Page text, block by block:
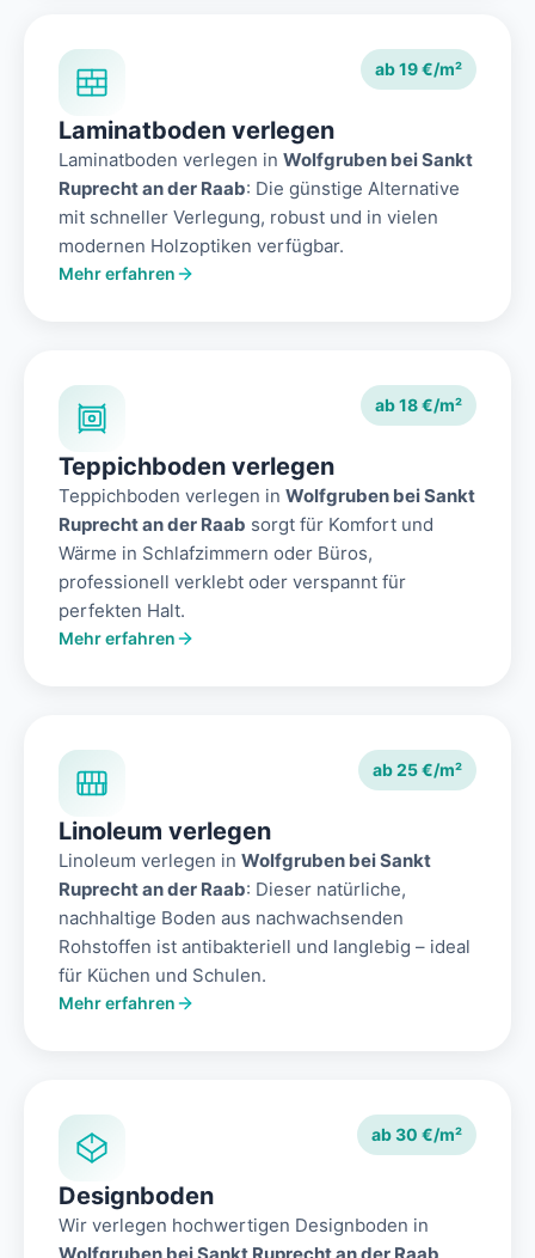
ab 19 €/m²
Laminatboden verlegen
Laminatboden verlegen in Wolfgruben bei Sankt
Ruprecht an der Raab: Die günstige Alternative
mit schneller Verlegung, robust und in vielen
modernen Holzoptiken verfügbar.
Mehr erfahren
ab 18 €/m²
Teppichboden verlegen
Teppichboden verlegen in Wolfgruben bei Sankt
Ruprecht an der Raab sorgt für Komfort und
Wärme in Schlafzimmern oder Büros,
professionell verklebt oder verspannt für
perfekten Halt.
Mehr erfahren
ab 25 €/m²
Linoleum verlegen
Linoleum verlegen in Wolfgruben bei Sankt
Ruprecht an der Raab: Dieser natürliche,
nachhaltige Boden aus nachwachsenden
Rohstoffen ist antibakteriell und langlebig – ideal
für Küchen und Schulen.
Mehr erfahren
ab 30 €/m²
Designboden
Wir verlegen hochwertigen Designboden in